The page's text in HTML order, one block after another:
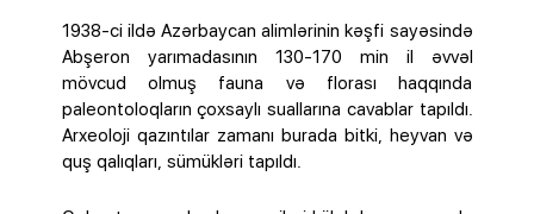
1938-ci ildə Azərbaycan alimlərinin kəşfi sayəsində
Abşeron yarımadasının 130-170 min il əvvəl
mövcud olmuş fauna və florası haqqında
paleontoloqların çoxsaylı suallarına cavablar tapıldı.
Arxeoloji qazıntılar zamanı burada bitki, heyvan və
quş qalıqları, sümükləri tapıldı.